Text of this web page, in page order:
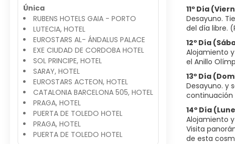
11º Día
Desayuno.
del día libre.
12º Día
Alojamiento
el Anillo
13º Día
Desayuno. y
continuación
14º Día
Alojamiento
Visita
de esta
Única
RUBENS HOTELS GAIA - PORTO
LUTECIA, HOTEL
EUROSTARS AL- ÁNDALUS PALACE
EXE CIUDAD DE CORDOBA HOTEL
SOL PRINCIPE, HOTEL
SARAY, HOTEL
EUROSTARS ACTEON, HOTEL
CATALONIA BARCELONA 505, HOTEL
PRAGA, HOTEL
PUERTA DE TOLEDO HOTEL
PRAGA, HOTEL
PUERTA DE TOLEDO HOTEL